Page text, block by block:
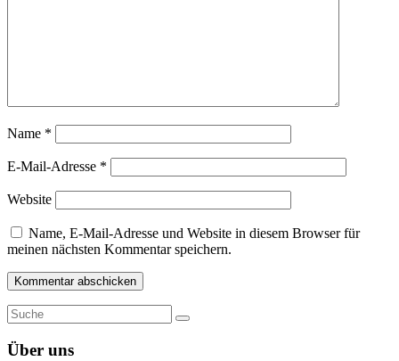
Name *
E-Mail-Adresse *
Website
Name, E-Mail-Adresse und Website in diesem Browser für
meinen nächsten Kommentar speichern.
Suche
nach:
Suche
Über uns